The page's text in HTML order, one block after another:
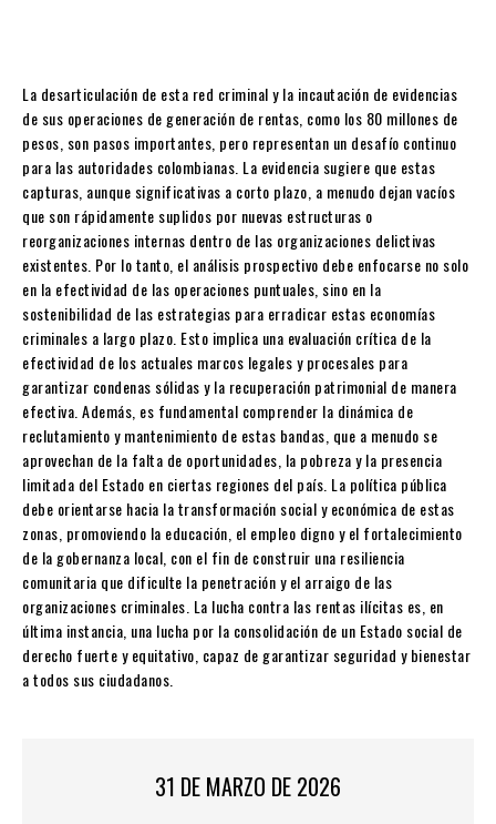
La desarticulación de esta red criminal y la incautación de evidencias
de sus operaciones de generación de rentas, como los 80 millones de
pesos, son pasos importantes, pero representan un desafío continuo
para las autoridades colombianas. La evidencia sugiere que estas
capturas, aunque significativas a corto plazo, a menudo dejan vacíos
que son rápidamente suplidos por nuevas estructuras o
reorganizaciones internas dentro de las organizaciones delictivas
existentes. Por lo tanto, el análisis prospectivo debe enfocarse no solo
en la efectividad de las operaciones puntuales, sino en la
sostenibilidad de las estrategias para erradicar estas economías
criminales a largo plazo. Esto implica una evaluación crítica de la
efectividad de los actuales marcos legales y procesales para
garantizar condenas sólidas y la recuperación patrimonial de manera
efectiva. Además, es fundamental comprender la dinámica de
reclutamiento y mantenimiento de estas bandas, que a menudo se
aprovechan de la falta de oportunidades, la pobreza y la presencia
limitada del Estado en ciertas regiones del país. La política pública
debe orientarse hacia la transformación social y económica de estas
zonas, promoviendo la educación, el empleo digno y el fortalecimiento
de la gobernanza local, con el fin de construir una resiliencia
comunitaria que dificulte la penetración y el arraigo de las
organizaciones criminales. La lucha contra las rentas ilícitas es, en
última instancia, una lucha por la consolidación de un Estado social de
derecho fuerte y equitativo, capaz de garantizar seguridad y bienestar
a todos sus ciudadanos.
31 DE MARZO DE 2026